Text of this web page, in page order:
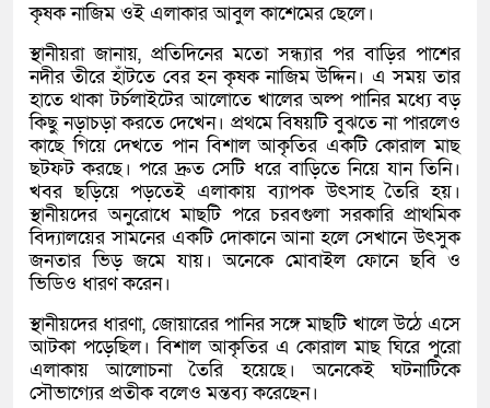
কৃষক নাজিম ওই এলাকার আবুল কাশেমের ছেলে।
স্থানীয়রা জানায়, প্রতিদিনের মতো সন্ধ্যার পর বাড়ির পাশের
নদীর তীরে হাঁটতে বের হন কৃষক নাজিম উদ্দিন। এ সময় তার
হাতে থাকা টর্চলাইটের আলোতে খালের অল্প পানির মধ্যে বড়
কিছু নড়াচড়া করতে দেখেন। প্রথমে বিষয়টি বুঝতে না পারলেও
কাছে গিয়ে দেখতে পান বিশাল আকৃতির একটি কোরাল মাছ
ছটফট করছে। পরে দ্রুত সেটি ধরে বাড়িতে নিয়ে যান তিনি।
খবর ছড়িয়ে পড়তেই এলাকায় ব্যাপক উৎসাহ তৈরি হয়।
স্থানীয়দের অনুরোধে মাছটি পরে চরবগুলা সরকারি প্রাথমিক
বিদ্যালয়ের সামনের একটি দোকানে আনা হলে সেখানে উৎসুক
জনতার ভিড় জমে যায়। অনেকে মোবাইল ফোনে ছবি ও
ভিডিও ধারণ করেন।
স্থানীয়দের ধারণা, জোয়ারের পানির সঙ্গে মাছটি খালে উঠে এসে
আটকা পড়েছিল। বিশাল আকৃতির এ কোরাল মাছ ঘিরে পুরো
এলাকায় আলোচনা তৈরি হয়েছে। অনেকেই ঘটনাটিকে
সৌভাগ্যের প্রতীক বলেও মন্তব্য করেছেন।